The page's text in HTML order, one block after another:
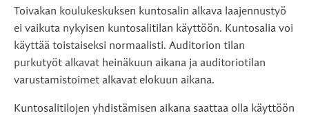
Toivakan koulukeskuksen kuntosalin alkava laajennustyö
ei vaikuta nykyisen kuntosalitilan käyttöön. Kuntosalia voi
käyttää toistaiseksi normaalisti. Auditorion tilan
purkutyöt alkavat heinäkuun aikana ja auditoriotilan
varustamistoimet alkavat elokuun aikana.
Kuntosalitilojen yhdistämisen aikana saattaa olla käyttöön